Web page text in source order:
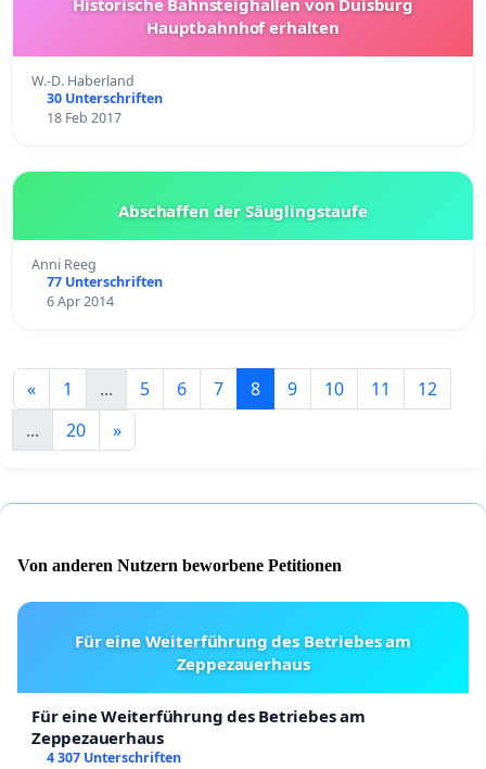
Hauptbahnhof erhalten
W.-D. Haberland
30 Unterschriften
18 Feb 2017
Abschaffen der Säuglingstaufe
Anni Reeg
77 Unterschriften
6 Apr 2014
« 1 ... 5 6 7 8 9 10 11
12
...
20 »
Von anderen Nutzern beworbene Petitionen
Für eine Weiterführung des Betriebes am
Zeppezauerhaus
Für eine Weiterführung des Betriebes am
Zeppezauerhaus
4 307 Unterschriften